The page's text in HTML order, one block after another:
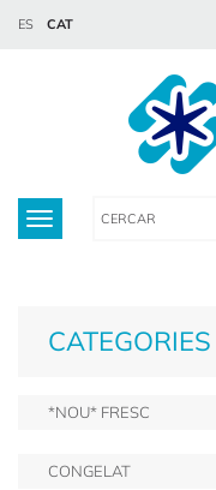
ES CAT
Toggle navigation
*NOU* FRESC
CONGELAT